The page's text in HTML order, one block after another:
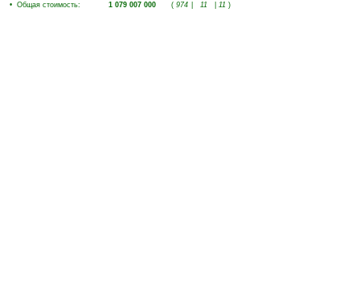
• Общая стоимость: 1 079 007 000 ( 974 11 11 )